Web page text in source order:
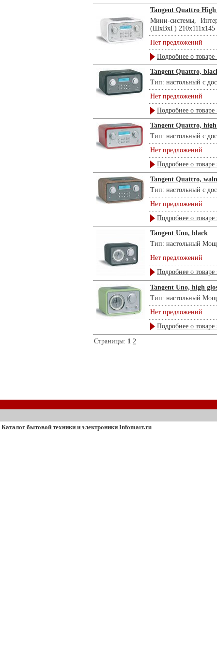
Tangent Quattro High
Мини-системы,
(ШхВхГ) 210х111х145
Нет предложений
Подробнее о товаре
Tangent Quattro,
Тип: настольный с
Нет предложений
Подробнее о товаре
Tangent Quattro, high
Тип: настольный с
Нет предложений
Подробнее о товаре
Tangent Quattro,
Тип: настольный с
Нет предложений
Подробнее о товаре
Tangent Uno, black
Тип: настольный
Нет предложений
Подробнее о товаре
Tangent Uno, high
Тип: настольный
Нет предложений
Подробнее о товаре
Страницы: 1 2
Каталог бытовой техники и электроники Infomart.ru